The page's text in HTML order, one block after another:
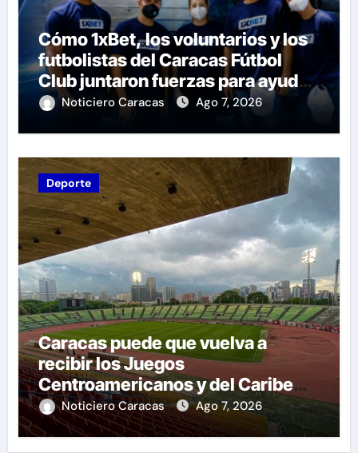
Cómo 1xBet, los voluntarios y los
futbolistas del Caracas Fútbol
Club juntaron fuerzas para ayudar
a las familias de Venezuela
Noticiero Caracas Ago 7, 2026
Deporte
Caracas puede que vuelva a
recibir los Juegos
Centroamericanos y del Caribe
tras mas de 70 años
Noticiero Caracas Ago 7, 2026